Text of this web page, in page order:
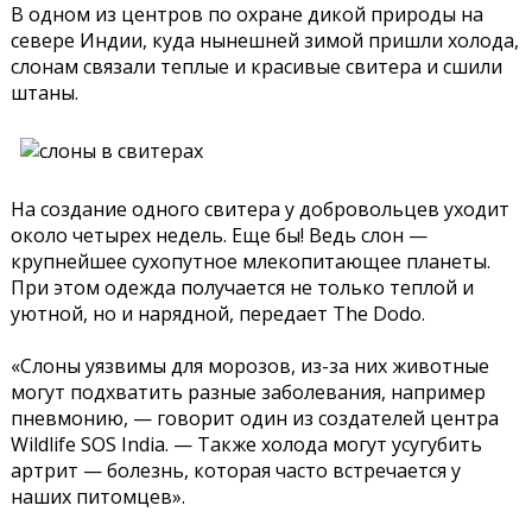
В одном из центров по охране дикой природы на
севере Индии, куда нынешней зимой пришли холода,
слонам связали теплые и красивые свитера и сшили
штаны.
На создание одного свитера у добровольцев уходит
около четырех недель. Еще бы! Ведь слон —
крупнейшее сухопутное млекопитающее планеты.
При этом одежда получается не только теплой и
уютной, но и нарядной, передает The Dodo.
«Слоны уязвимы для морозов, из-за них животные
могут подхватить разные заболевания, например
пневмонию, — говорит один из создателей центра
Wildlife SOS India. — Также холода могут усугубить
артрит — болезнь, которая часто встречается у
наших питомцев».